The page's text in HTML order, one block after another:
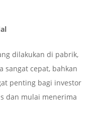
dilakukan di pabrik,
sangat cepat, bahkan
penting bagi investor
dan mulai menerima